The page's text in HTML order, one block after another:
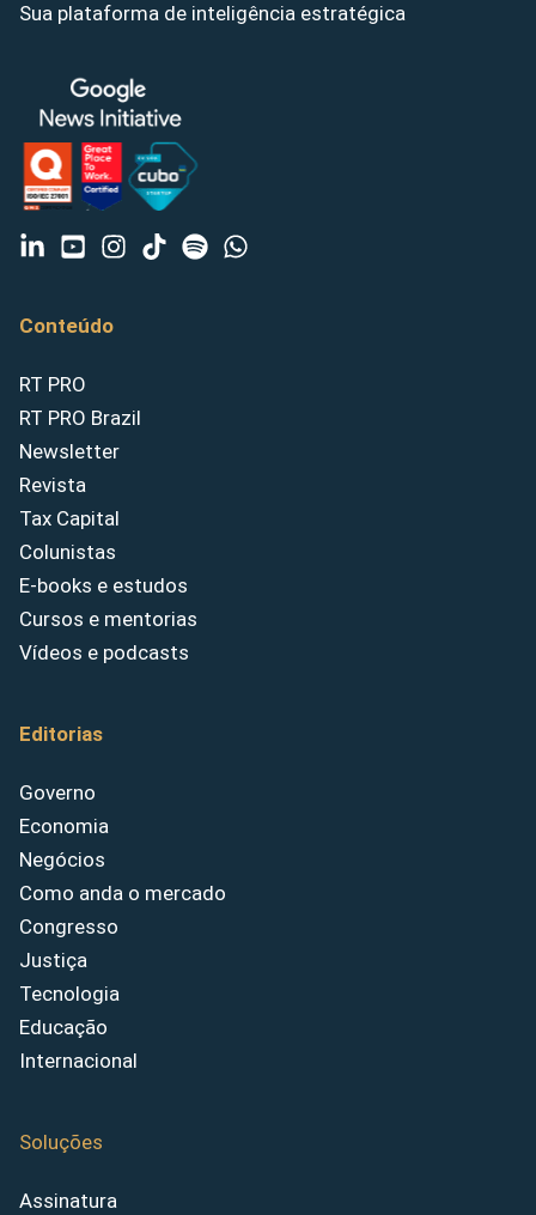
Sua plataforma de inteligência estratégica
Conteúdo
RT PRO
RT PRO Brazil
Newsletter
Revista
Tax Capital
Colunistas
E-books e estudos
Cursos e mentorias
Vídeos e podcasts
Editorias
Governo
Economia
Negócios
Como anda o mercado
Congresso
Justiça
Tecnologia
Educação
Internacional
Soluções
Assinatura